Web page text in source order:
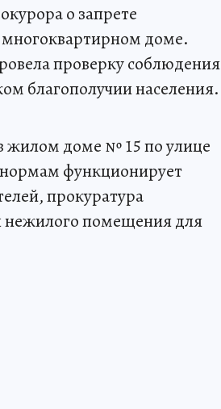
о запрете
доме.
проверку соблюдения
благополучии населения.
жилом доме № 15 по улице
функционирует
прокуратура
нежилого помещения для